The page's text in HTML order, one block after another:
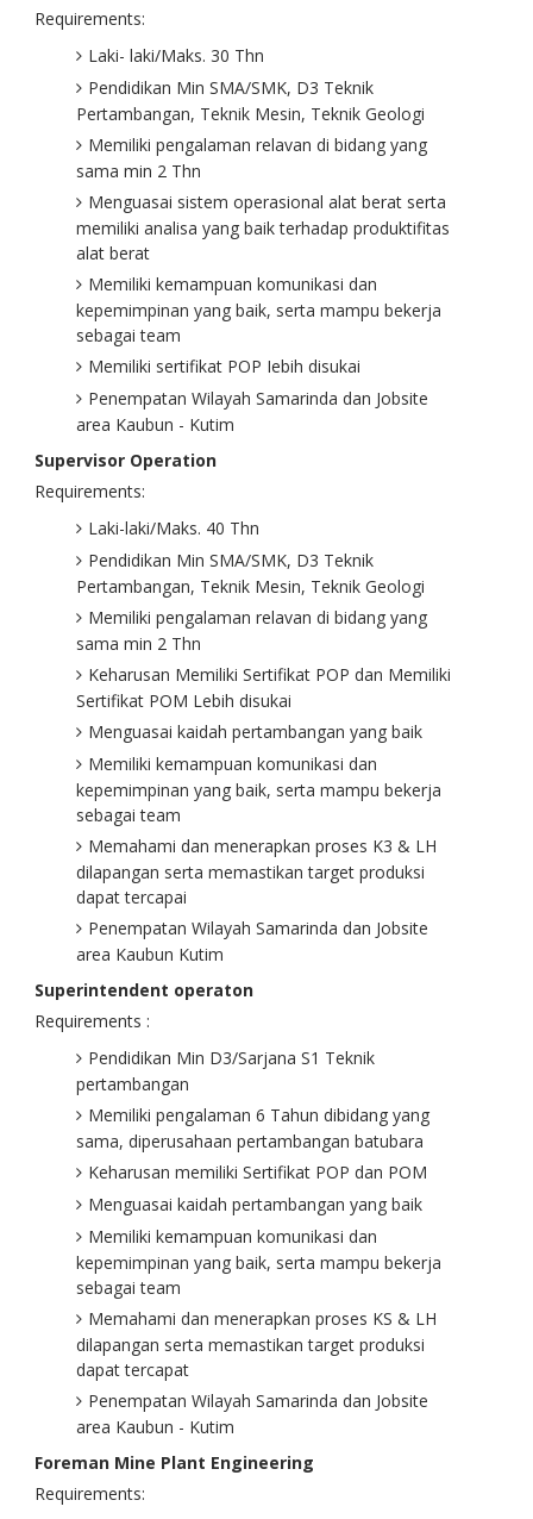
Requirements:
Laki- laki/Maks. 30 Thn
Pendidikan Min SMA/SMK, D3 Teknik
Pertambangan, Teknik Mesin, Teknik Geologi
Memiliki pengalaman relavan di bidang yang
sama min 2 Thn
Menguasai sistem operasional alat berat serta
memiliki analisa yang baik terhadap produktifitas
alat berat
Memiliki kemampuan komunikasi dan
kepemimpinan yang baik, serta mampu bekerja
sebagai team
Memiliki sertifikat POP Iebih disukai
Penempatan Wilayah Samarinda dan Jobsite
area Kaubun - Kutim
Supervisor Operation
Requirements:
Laki-laki/Maks. 40 Thn
Pendidikan Min SMA/SMK, D3 Teknik
Pertambangan, Teknik Mesin, Teknik Geologi
Memiliki pengalaman relavan di bidang yang
sama min 2 Thn
Keharusan Memiliki Sertifikat POP dan Memiliki
Sertifikat POM Lebih disukai
Menguasai kaidah pertambangan yang baik
Memiliki kemampuan komunikasi dan
kepemimpinan yang baik, serta mampu bekerja
sebagai team
Memahami dan menerapkan proses K3 & LH
dilapangan serta memastikan target produksi
dapat tercapai
Penempatan Wilayah Samarinda dan Jobsite
area Kaubun Kutim
Superintendent operaton
Requirements :
Pendidikan Min D3/Sarjana S1 Teknik
pertambangan
Memiliki pengalaman 6 Tahun dibidang yang
sama, diperusahaan pertambangan batubara
Keharusan memiliki Sertifikat POP dan POM
Menguasai kaidah pertambangan yang baik
Memiliki kemampuan komunikasi dan
kepemimpinan yang baik, serta mampu bekerja
sebagai team
Memahami dan menerapkan proses KS & LH
dilapangan serta memastikan target produksi
dapat tercapat
Penempatan Wilayah Samarinda dan Jobsite
area Kaubun - Kutim
Foreman Mine Plant Engineering
Requirements: